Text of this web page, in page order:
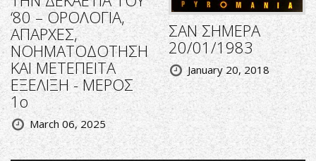
‘80 – ΟΡΟΛΟΓΙΑ,
ΑΠΑΡΧΕΣ,
ΝΟΗΜΑΤΟΔΟΤΗΣΗ
ΚΑΙ ΜΕΤΕΠΕΙΤΑ
ΕΞΕΛΙΞΗ - ΜΕΡΟΣ
1ο
March 06, 2025
ΣΑΝ ΣΗΜΕΡΑ
20/01/1983
January 20, 2018